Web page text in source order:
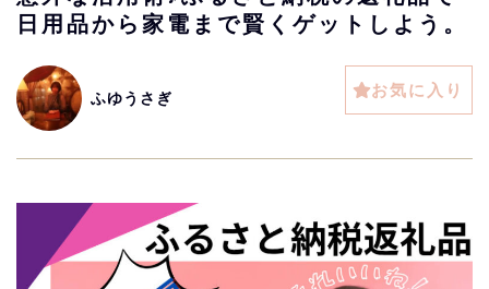
日用品から家電まで賢くゲットしよう。
ふゆうさぎ お気に入り